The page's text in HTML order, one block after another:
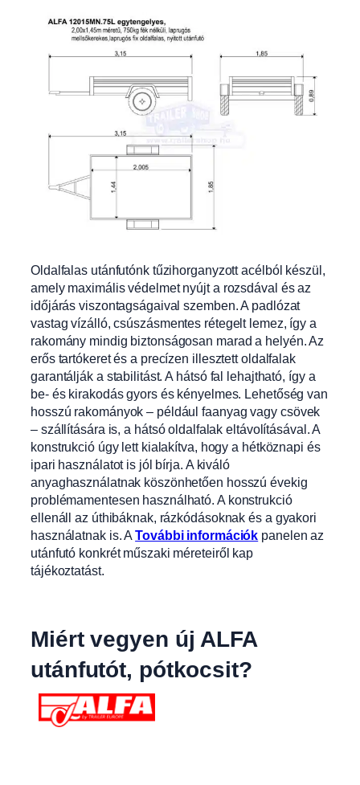
Oldalfalas utánfutónk tűzihorganyzott acélból készül,
amely maximális védelmet nyújt a rozsdával és az
időjárás viszontagságaival szemben. A padlózat
vastag vízálló, csúszásmentes rétegelt lemez, így a
rakomány mindig biztonságosan marad a helyén. Az
erős tartókeret és a precízen illesztett oldalfalak
garantálják a stabilitást. A hátsó fal lehajtható, így a
be- és kirakodás gyors és kényelmes. Lehetőség van
hosszú rakományok – például faanyag vagy csövek
– szállítására is, a hátsó oldalfalak eltávolításával. A
konstrukció úgy lett kialakítva, hogy a hétköznapi és
ipari használatot is jól bírja. A kiváló
anyaghasználatnak köszönhetően hosszú évekig
problémamentesen használható. A konstrukció
ellenáll az úthibáknak, rázkódásoknak és a gyakori
használatnak is. ATovábbi információk panelen az
utánfutó konkrét műszaki méreteiről kap
tájékoztatást.
Miért vegyen új ALFA
utánfutót, pótkocsit?